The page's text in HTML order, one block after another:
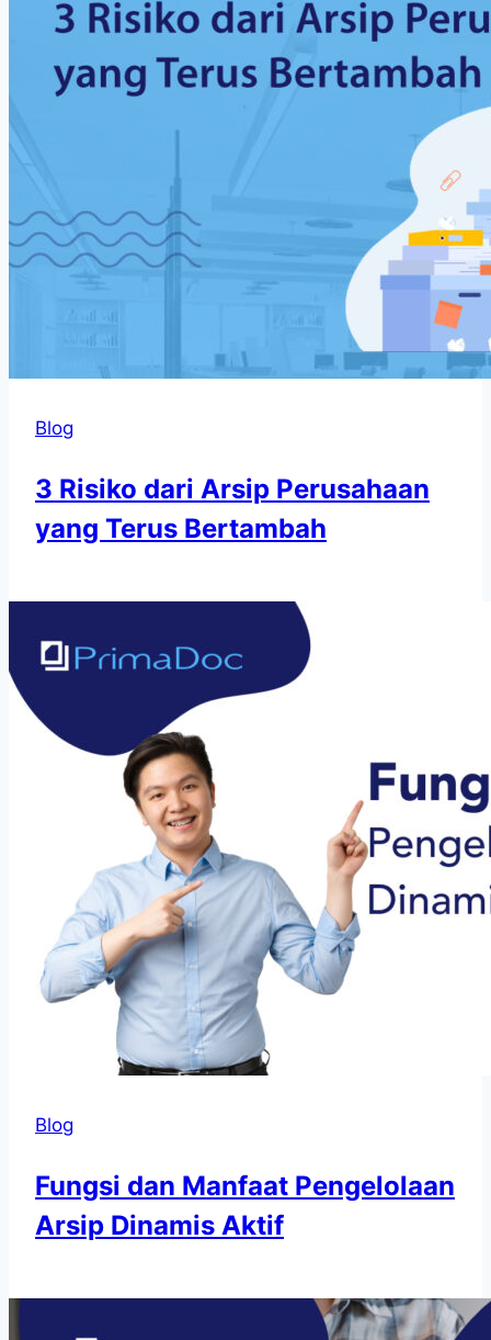
Blog
3 Risiko dari Arsip Perusahaan
yang Terus Bertambah
Blog
Fungsi dan Manfaat Pengelolaan
Arsip Dinamis Aktif